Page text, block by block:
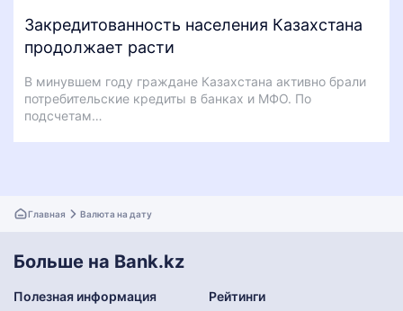
Закредитованность населения Казахстана
продолжает расти
В минувшем году граждане Казахстана активно брали
потребительские кредиты в банках и МФО. По
подсчетам…
Главная Валюта на дату
Больше на Bank.kz
Полезная информация Рейтинги